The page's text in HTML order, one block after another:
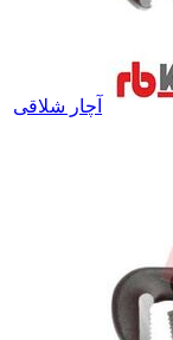
آچار شلاقی